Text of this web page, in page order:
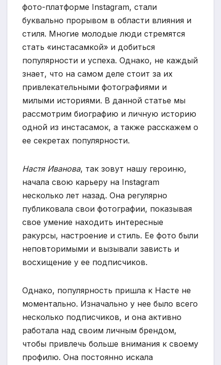
фото-платформе Instagram, стали
буквально прорывом в области влияния и
стиля. Многие молодые люди стремятся
стать «инстасамкой» и добиться
популярности и успеха. Однако, не каждый
знает, что на самом деле стоит за их
привлекательными фотографиями и
милыми историями. В данной статье мы
рассмотрим биографию и личную историю
одной из инстасамок, а также расскажем о
ее секретах популярности.
Настя Иванова, так зовут нашу героиню,
начала свою карьеру на Instagram
несколько лет назад. Она регулярно
публиковала свои фотографии, показывая
свое умение находить интересные
ракурсы, настроение и стиль. Ее фото были
неповторимыми и вызывали зависть и
восхищение у ее подписчиков.
Однако, популярность пришла к Насте не
моментально. Изначально у нее было всего
несколько подписчиков, и она активно
работала над своим личным брендом,
чтобы привлечь больше внимания к своему
профилю. Она постоянно искала